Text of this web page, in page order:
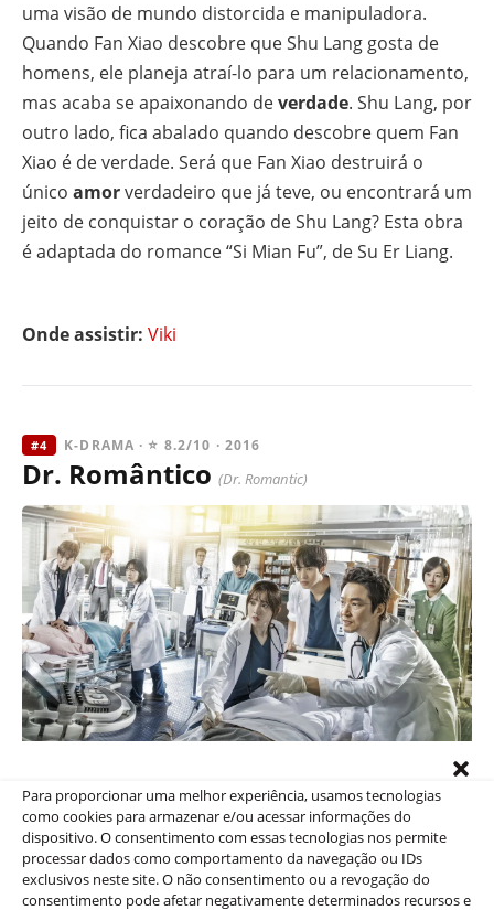
uma visão de mundo distorcida e manipuladora.
Quando Fan Xiao descobre que Shu Lang gosta de
homens, ele planeja atraí-lo para um relacionamento,
mas acaba se apaixonando deverdade. Shu Lang, por
outro lado, fica abalado quando descobre quem Fan
Xiao é de verdade. Será que Fan Xiao destruirá o
único amorverdadeiro que já teve, ou encontrará um
jeito de conquistar o coração de Shu Lang? Esta obra
é adaptada do romance “Si Mian Fu”, de Su Er Liang.
Onde assistir: Viki
#4 K-DRAMA · ⭐ 8.2/10 · 2016
Dr. Romântico (Dr. Romantic)
(Creditos: Netflix/Reproducao)
País:Coreia do Sul
Gênero:Drama
Elenco:Ahn Hyo-seop